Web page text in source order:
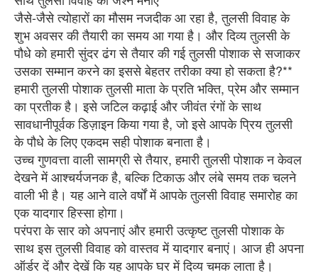
जैसे-जैसे त्योहारों का मौसम नजदीक आ रहा है, तुलसी विवाह के
शुभ अवसर की तैयारी का समय आ गया है। और दिव्य तुलसी के
पौधे को हमारी सुंदर ढंग से तैयार की गई तुलसी पोशाक से सजाकर
उसका सम्मान करने का इससे बेहतर तरीका क्या हो सकता है?**
हमारी तुलसी पोशाक तुलसी माता के प्रति भक्ति, प्रेम और सम्मान
का प्रतीक है। इसे जटिल कढ़ाई और जीवंत रंगों के साथ
सावधानीपूर्वक डिज़ाइन किया गया है, जो इसे आपके प्रिय तुलसी
के पौधे के लिए एकदम सही पोशाक बनाता है।
उच्च गुणवत्ता वाली सामग्री से तैयार, हमारी तुलसी पोशाक न केवल
देखने में आश्चर्यजनक है, बल्कि टिकाऊ और लंबे समय तक चलने
वाली भी है। यह आने वाले वर्षों में आपके तुलसी विवाह समारोह का
एक यादगार हिस्सा होगा।
परंपरा के सार को अपनाएं और हमारी उत्कृष्ट तुलसी पोशाक के
साथ इस तुलसी विवाह को वास्तव में यादगार बनाएं। आज ही अपना
ऑर्डर दें और देखें कि यह आपके घर में दिव्य चमक लाता है।